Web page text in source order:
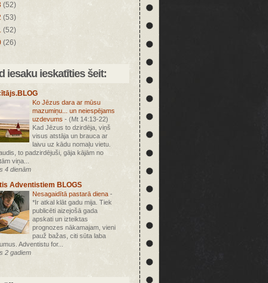
(52)
(53)
(52)
(26)
iesaku ieskatīties šeit:
Ko Jēzus dara ar mūsu
mazumiņu... un neiespējams
uzdevums - (Mt 14:13-22)
Kad Jēzus to dzirdēja, viņš
visus atstāja un brauca ar
laivu uz kādu nomaļu vietu.
to padzirdējuši, gāja kājām no
viņa...
4 dienām
Adventistiem BLOGS
Nesagaidītā pastarā diena -
*Ir atkal klāt gadu mija. Tiek
publicēti aizejošā gada
apskati un izteiktas
prognozes nākamajam, vieni
pauž bažas, citi sūta laba
Adventistu for...
2 gadiem